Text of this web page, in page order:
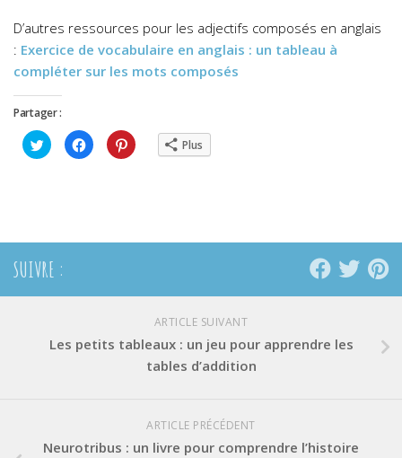
D’autres ressources pour les adjectifs composés en anglais
: Exercice de vocabulaire en anglais : un tableau à
compléter sur les mots composés
Partager :
Cliquez
pour
partager
Cliquez
pour
partager
Cliquez
pour Plus
SUIVRE :
ARTICLE SUIVANT
Les petits tableaux : un jeu pour apprendre les
tables d’addition
ARTICLE PRÉCÉDENT
Neurotribus : un livre pour comprendre l’histoire